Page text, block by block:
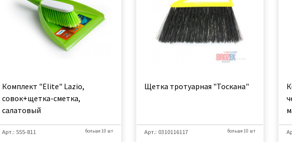
Комплект "Elite" Lazio,
совок+щетка-сметка,
салатовый
Арт.: 555-811 больше 10 шт
Щетка тротуарная "Тоскана"
Арт.: 0310116117 больше 10 шт